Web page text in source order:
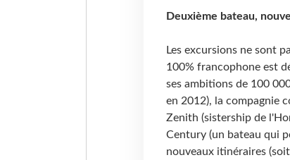
Deuxième bateau,
Les excursions ne sont
100% francophone est
ses ambitions de 100
en 2012), la compagnie
Zenith (sistership de
Century (un bateau qui
nouveaux itinéraires